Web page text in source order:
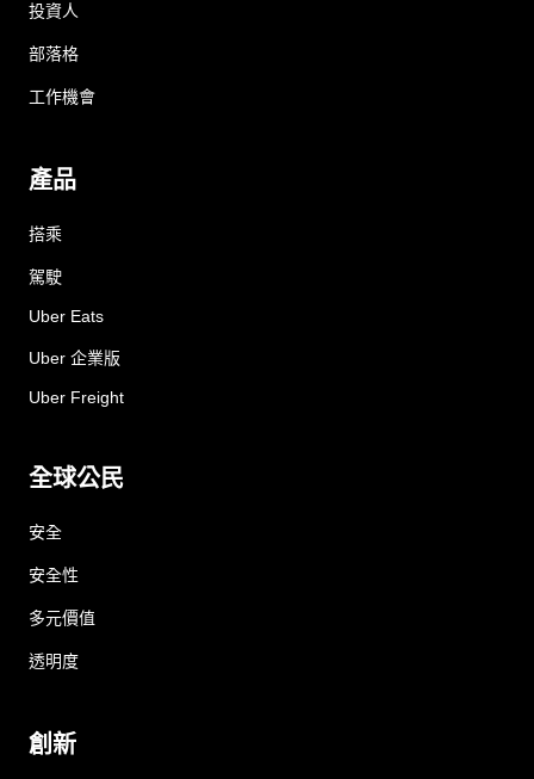
投資人
部落格
工作機會
產品
搭乘
駕駛
Uber Eats
Uber 企業版
Uber Freight
全球公民
安全
安全性
多元價值
透明度
創新